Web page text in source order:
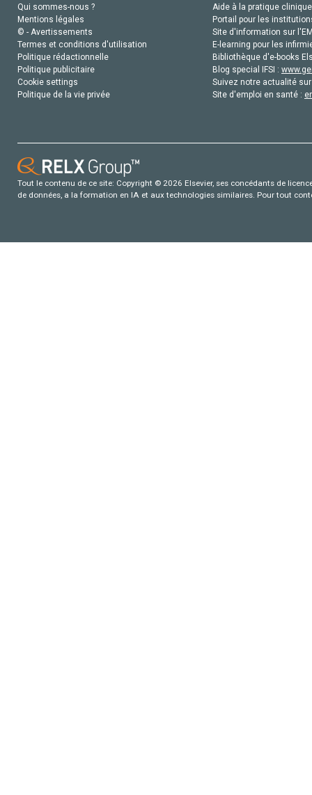
Qui sommes-nous ?
Mentions légales
© - Avertissements
Termes et conditions d'utilisation
Politique rédactionnelle
Politique publicitaire
Cookie settings
Politique de la vie privée
Aide à la pratique
Portail pour les
Site d'information sur
E-learning pour les
Bibliothèque d'e-books
Blog special IFSI :
Suivez notre actualité
Site d'emploi en santé :
Tout le contenu de ce site: Copyright © 2026 Elsevier, ses concédants de
de données, a la formation en IA et aux technologies similaires. Pour tout